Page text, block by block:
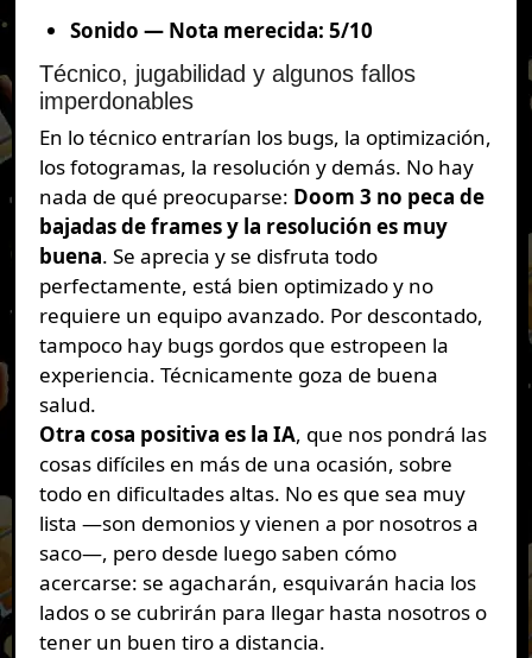
Sonido — Nota merecida: 5/10
Técnico, jugabilidad y algunos fallos
imperdonables
En lo técnico entrarían los bugs, la optimización,
los fotogramas, la resolución y demás. No hay
nada de qué preocuparse: Doom 3 no peca de
bajadas de frames y la resolución es muy
buena. Se aprecia y se disfruta todo
perfectamente, está bien optimizado y no
requiere un equipo avanzado. Por descontado,
tampoco hay bugs gordos que estropeen la
experiencia. Técnicamente goza de buena
salud.
Otra cosa positiva es la IA, que nos pondrá las
cosas difíciles en más de una ocasión, sobre
todo en dificultades altas. No es que sea muy
lista —son demonios y vienen a por nosotros a
saco—, pero desde luego saben cómo
acercarse: se agacharán, esquivarán hacia los
lados o se cubrirán para llegar hasta nosotros o
tener un buen tiro a distancia.